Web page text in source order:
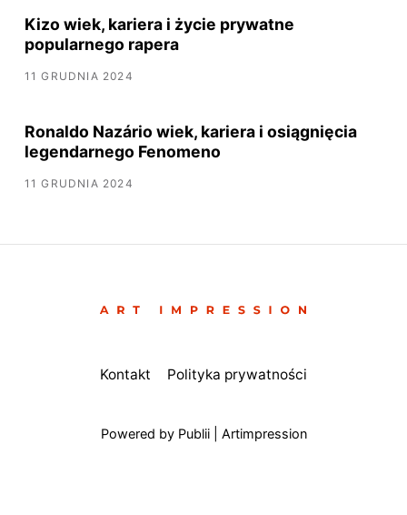
Kizo wiek, kariera i życie prywatne
popularnego rapera
11 GRUDNIA 2024
Ronaldo Nazário wiek, kariera i osiągnięcia
legendarnego Fenomeno
11 GRUDNIA 2024
Kontakt Polityka prywatności
Powered by Publii | Artimpression